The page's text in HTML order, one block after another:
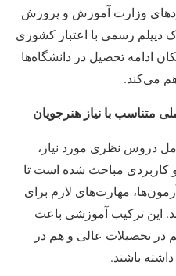
وزارت آموزش و پرورش
دیپلم رسمی با اعتبار کشوری
ادامه تحصیل در دانشگاه‌ها
می‌کند.
با نیاز هنرجویان
دروس نظری مورد نیاز،
کاربردی مباحث شده است تا
مهارت‌های لازم برای
این ترکیب آموزشی باعث
در تحصیلات عالی و هم در
باشند.